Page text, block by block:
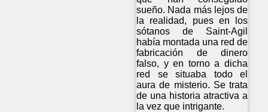
sueño. Nada más lejos de
la realidad, pues en los
sótanos de Saint-Agil
había montada una red de
fabricación de dinero
falso, y en torno a dicha
red se situaba todo el
aura de misterio. Se trata
de una historia atractiva a
la vez que intrigante.